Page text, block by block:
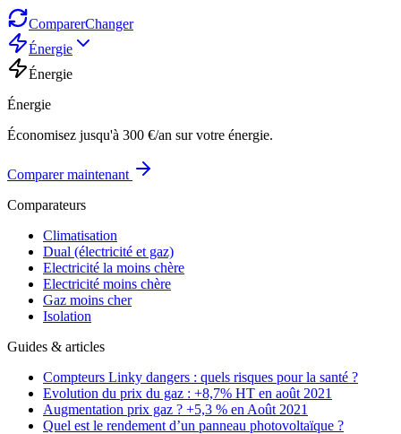
ComparerChanger
Énergie
Énergie
Énergie
Économisez jusqu'à 300 €/an sur votre énergie.
Comparer maintenant
Comparateurs
Climatisation
Dual (électricité et gaz)
Electricité la moins chère
Electricité moins chère
Gaz moins cher
Isolation
Guides & articles
Compteurs Linky dangers : quels risques pour la santé ?
Evolution du prix du gaz : +8,7% HT en août 2021
Augmentation prix gaz ? +5,3 % en Août 2021
Quel est le rendement d’un panneau photovoltaïque ?